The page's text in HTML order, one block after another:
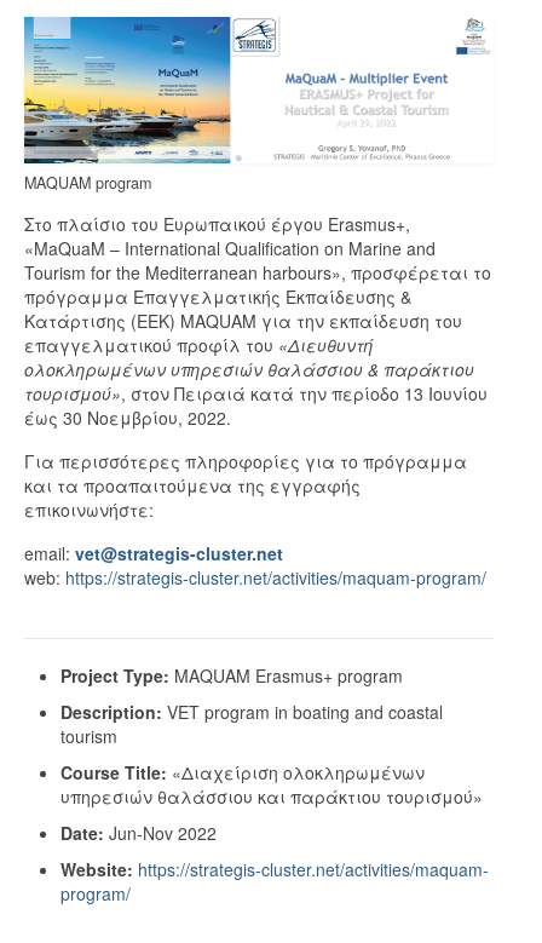
News
About us
Management
Vision-and-Mission
Contact us
Join us
MAQUAM program
Στο πλαίσιο του Ευρωπαικού έργου Erasmus+,
«MaQuaM – International Qualification on Marine and
Tourism for the Mediterranean harbours», προσφέρεται το
πρόγραμμα Επαγγελματικής Εκπαίδευσης &
Κατάρτισης (ΕΕΚ) MAQUAM για την εκπαίδευση του
επαγγελματικού προφίλ του «Διευθυντή
ολοκληρωμένων υπηρεσιών θαλάσσιου & παράκτιου
τουρισμού», στον Πειραιά κατά την περίοδο 13 Ιουνίου
έως 30 Νοεμβρίου, 2022.
Για περισσότερες πληροφορίες για το πρόγραμμα
και τα προαπαιτούμενα της εγγραφής
επικοινωνήστε:
email: vet@strategis-cluster.net
web: https://strategis-cluster.net/activities/maquam-program/
Project Type: MAQUAM Erasmus+ program
Description: VET program in boating and coastal
tourism
Course Title: «Διαχείριση ολοκληρωμένων
υπηρεσιών θαλάσσιου και παράκτιου τουρισμού»
Date: Jun-Nov 2022
Website: https://strategis-cluster.net/activities/maquam-
program/